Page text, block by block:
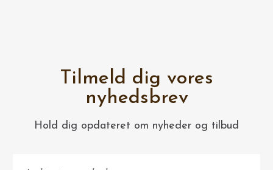
METALSKILTE 20 X 30 CM VIS HER
HOME
Sparebøsse, Harley-Davidson, Metaldåse
Tilmeld dig vores
nyhedsbrev
Hold dig opdateret om nyheder og tilbud